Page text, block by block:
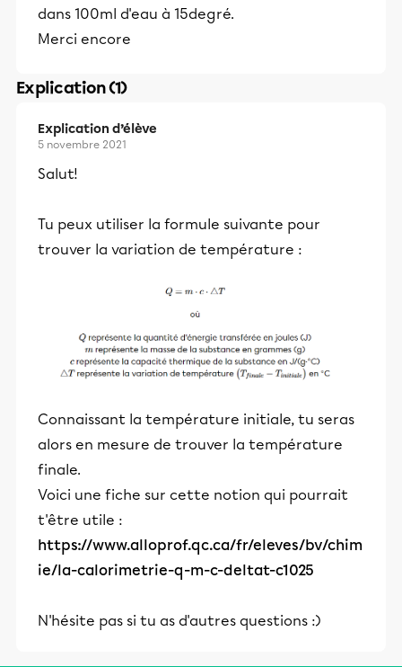
dans 100ml d'eau à 15degré.
Merci encore
Explication (1)
Explication d’élève
5 novembre 2021
Salut!
Tu peux utiliser la formule suivante pour
trouver la variation de température :
Connaissant la température initiale, tu seras
alors en mesure de trouver la température
finale.
Voici une fiche sur cette notion qui pourrait
t'être utile :
https://www.alloprof.qc.ca/fr/eleves/bv/chim
ie/la-calorimetrie-q-m-c-deltat-c1025
N'hésite pas si tu as d'autres questions :)